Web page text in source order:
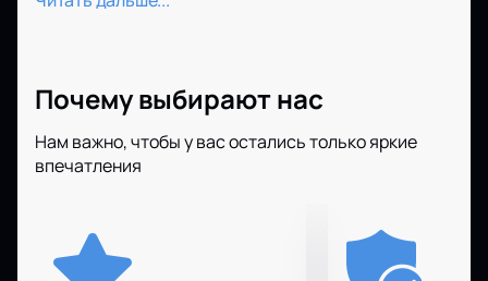
Петербурга, известная своим комфортом и
проходят масштабные спортивные и культурные
мероприятия. В этот раз зрителей ждет особенное
фигурного катания, такие как Елизавета
Туктамышева, Евгения Медведева, Михаил Коляда
Почему выбирают нас
Нам важно, чтобы у вас остались только яркие
впечатления